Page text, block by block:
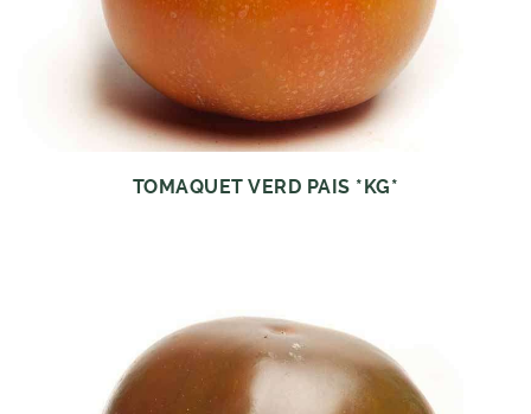
TOMAQUET VERD PAIS *KG*